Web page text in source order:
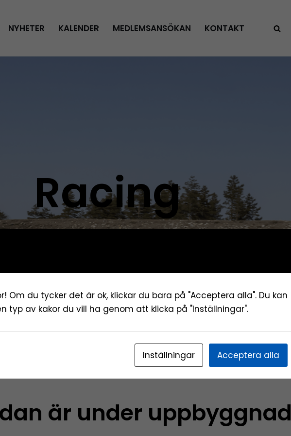
NYHETER KALENDER MEDLEMSANSÖKAN KONTAKT
Racing
är under uppbyggnad
Om du tycker det är ok, klickar du bara på "Acceptera alla". Du kan
typ av kakor du vill ha genom att klicka på "Inställningar".
Inställningar Acceptera alla